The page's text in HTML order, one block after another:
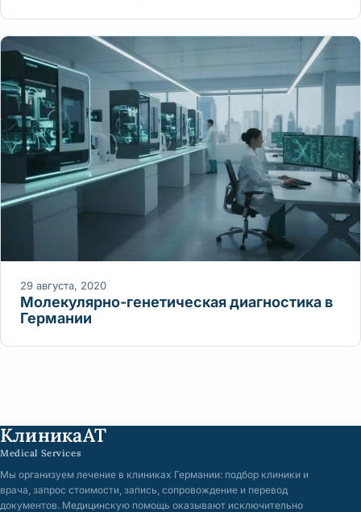
29 августа, 2020
Молекулярно-генетическая диагностика в
Германии
КлиникаАТ
Medical Services
Мы организуем лечение в клиниках Германии: подбор клиники и
врача, запрос стоимости, запись, сопровождение и перевод
документов. Медицинскую помощь оказывают исключительно